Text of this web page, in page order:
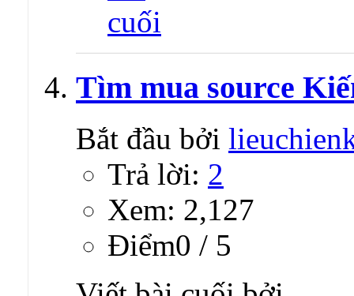
Tìm mua source
Bắt đầu bởi
Trả lời: 2
Xem: 2,127
Ðiểm0 / 5